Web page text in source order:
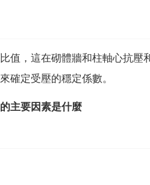
值，這在砌體牆和柱軸心抗
確定受壓的穩定係數。
主要因素是什麼